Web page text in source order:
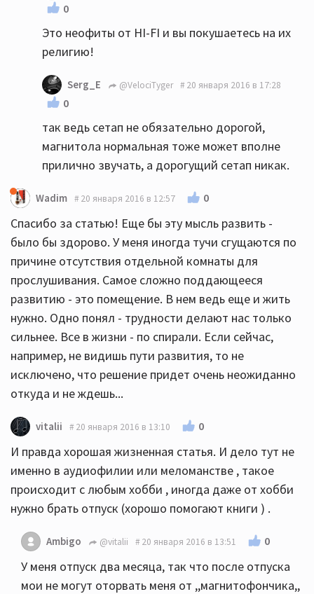
0
Это неофиты от HI-FI и вы покушаетесь на их
религию!
Serg_E @VelociTyger 20 января 2016 в 17:28
0
так ведь сетап не обязательно дорогой,
магнитола нормальная тоже может вполне
прилично звучать, а дорогущий сетап никак.
Wadim 20 января 2016 в 12:57 0
Спасибо за статью! Еще бы эту мысль развить -
было бы здорово. У меня иногда тучи сгущаются по
причине отсутствия отдельной комнаты для
прослушивания. Самое сложно поддающееся
развитию - это помещение. В нем ведь еще и жить
нужно. Одно понял - трудности делают нас только
сильнее. Все в жизни - по спирали. Если сейчас,
например, не видишь пути развития, то не
исключено, что решение придет очень неожиданно
откуда и не ждешь...
vitalii 20 января 2016 в 13:10 0
И правда хорошая жизненная статья. И дело тут не
именно в аудиофилии или меломанстве , такое
происходит с любым хобби , иногда даже от хобби
нужно брать отпуск (хорошо помогают книги ) .
Ambigo @vitalii 20 января 2016 в 13:51 0
У меня отпуск два месяца, так что после отпуска
мои не могут оторвать меня от ,,магнитофончика,,